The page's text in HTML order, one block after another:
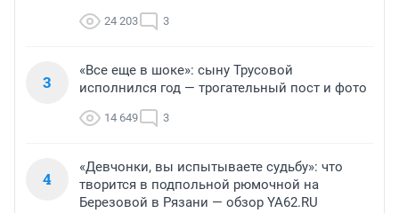
24 203 3
3
«Все еще в шоке»: сыну Трусовой
исполнился год — трогательный пост и фото
14 649 3
4
«Девчонки, вы испытываете судьбу»: что
творится в подпольной рюмочной на
Березовой в Рязани — обзор YA62.RU